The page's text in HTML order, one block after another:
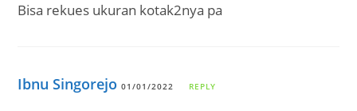
Bisa rekues ukuran kotak2nya pa
Ibnu Singorejo 01/01/2022 REPLY